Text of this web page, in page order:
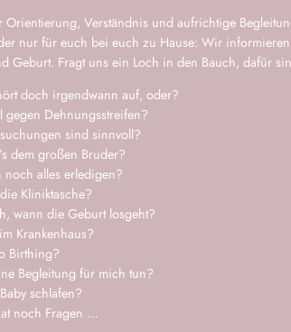
Orientierung, Verständnis und aufrichtige
nur für euch bei euch zu Hause: Wir
Geburt. Fragt uns ein Loch in den Bauch, dafür
doch irgendwann auf, oder?
gegen Dehnungsstreifen?
sind sinnvoll?
dem großen Bruder?
noch alles erledigen?
Kliniktasche?
wann die Geburt losgeht?
Krankenhaus?
Birthing?
Begleitung für mich tun?
schlafen?
noch Fragen …